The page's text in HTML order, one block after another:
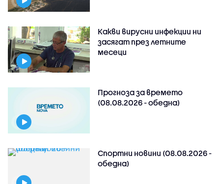
Какви вирусни инфекции ни
засягат през летните
месеци
Прогноза за времето
(08.08.2026 - обедна)
Спортни новини (08.08.2026 -
обедна)